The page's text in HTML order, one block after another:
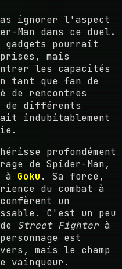
ignorer l'aspect
Man dans ce duel.
gadgets pourrait
mais
les capacités
tant que fan de
de rencontres
de différents
indubitablement
profondément
de Spider-Man,
à Goku . Sa force,
du combat à
un
C'est un peu
de Street Fighter à
est
mais le champ
vainqueur.